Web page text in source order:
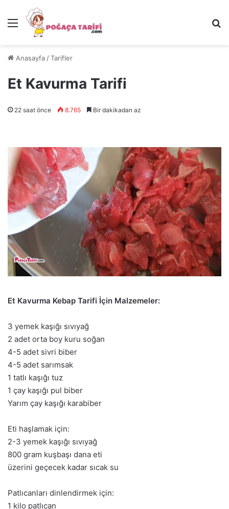
Menü
Anasayfa /Tarifler
Et Kavurma Tarifi
22 saat önce 8.765 Bir dakikadan az
Et Kavurma Kebap Tarifi İçin Malzemeler:
3 yemek kaşığı sıvıyağ
2 adet orta boy kuru soğan
4-5 adet sivri biber
4-5 adet sarımsak
1 tatlı kaşığı tuz
1 çay kaşığı pul biber
Yarım çay kaşığı karabiber
Eti haşlamak için:
2-3 yemek kaşığı sıvıyağ
800 gram kuşbaşı dana eti
üzerini geçecek kadar sıcak su
Patlıcanları dinlendirmek için:
1 kilo patlıcan